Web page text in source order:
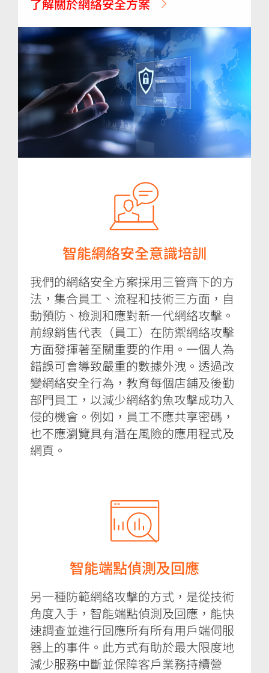
了解關於網絡安全方案
智能網絡安全意識培訓
我們的網絡安全方案採用三管齊下的方
法，集合員工、流程和技術三方面，自
動預防、檢測和應對新一代網絡攻擊。
前線銷售代表（員工）在防禦網絡攻擊
方面發揮著至關重要的作用。一個人為
錯誤可會導致嚴重的數據外洩。透過改
變網絡安全行為，教育每個店鋪及後勤
部門員工，以減少網絡釣魚攻擊成功入
侵的機會。例如，員工不應共享密碼，
也不應瀏覽具有潛在風險的應用程式及
網頁。
智能端點偵測及回應
另一種防範網絡攻擊的方式，是從技術
角度入手，智能端點偵測及回應，能快
速調查並進行回應所有所有用戶端伺服
器上的事件。此方式有助於最大限度地
減少服務中斷並保障客戶業務持續營